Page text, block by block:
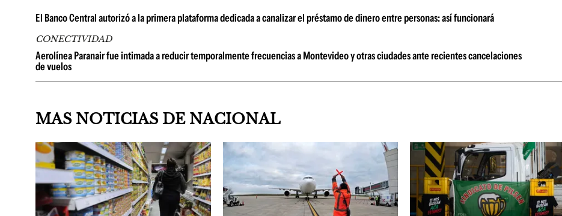
El Banco Central autorizó a la primera plataforma dedicada a canalizar el préstamo de dinero entre personas: así funcionará
CONECTIVIDAD
Aerolínea Paranair fue intimada a reducir temporalmente frecuencias a Montevideo y otras ciudades ante recientes cancelaciones
de vuelos
MAS NOTICIAS DE NACIONAL